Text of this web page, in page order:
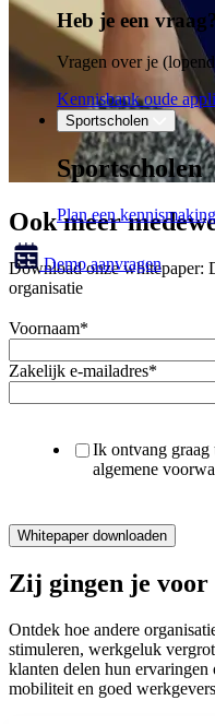
Heb je een vraag?
Vragen over je
Kennisbank oude
Sportscholen
Sportscholen
Plan een
Demo aanvragen
Ook meer
Download onze whitepaper:
organisatie
Voornaam*
Zakelijk e-mailadres*
Ik ontvang graag
algemene
Zij gingen je voor
Ontdek hoe andere
stimuleren, werkgeluk
klanten delen hun ervaringen
mobiliteit en goed